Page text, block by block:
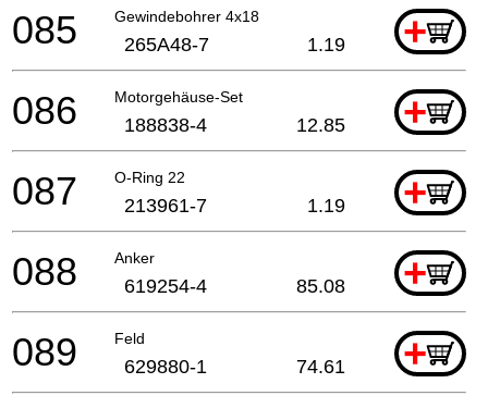
Gewindebohrer 4x18 +
085 265A48-7 1.19
Motorgehäuse-Set +
086 188838-4 12.85
O-Ring 22 +
087 213961-7 1.19
Anker +
088 619254-4 85.08
Feld +
089 629880-1 74.61